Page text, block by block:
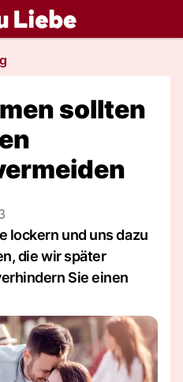
sollten
lockern und uns dazu
die wir später
Sie einen